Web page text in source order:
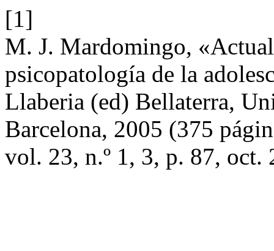
[1]
M. J. Mardomingo,
psicopatología de la
Llaberia (ed) Bellaterra,
Barcelona, 2005 (375
vol. 23, n.º 1, 3, p. 87, oct.